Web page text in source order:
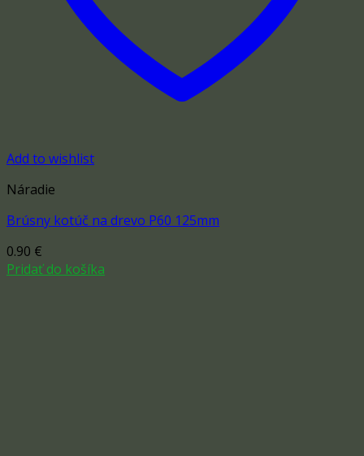
Add to wishlist
Náradie
Brúsny kotúč na drevo P60 125mm
0.90 €
Pridať do košíka